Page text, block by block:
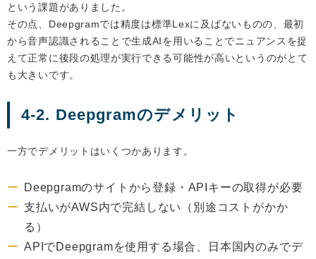
という課題がありました。
その点、Deepgramでは精度は標準Lexに及ばないものの、最初
から音声認識されることで生成AIを用いることでニュアンスを捉
えて正常に後段の処理が実行できる可能性が高いというのがとて
も大きいです。
4-2. Deepgramのデメリット
一方でデメリットはいくつかあります。
Deepgramのサイトから登録・APIキーの取得が必要
支払いがAWS内で完結しない（別途コストがかか
る）
APIでDeepgramを使用する場合、日本国内のみでデ